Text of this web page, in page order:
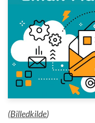
(Billedkilde)